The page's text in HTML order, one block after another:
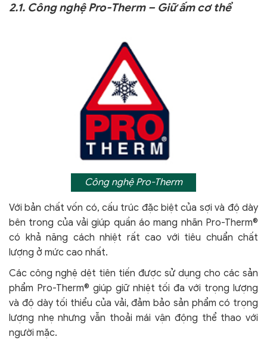
2.1. Công nghệ Pro-Therm – Giữ ấm cơ thể
Công nghệ Pro-Therm
Với bản chất vốn có, cấu trúc đặc biệt của sợi và độ dày
bên trong của vải giúp quần áo mang nhãn Pro-Therm®
có khả năng cách nhiệt rất cao với tiêu chuẩn chất
lượng ở mức cao nhất.
Các công nghệ dệt tiên tiến được sử dụng cho các sản
phẩm Pro-Therm® giúp giữ nhiệt tối đa với trọng lượng
và độ dày tối thiểu của vải, đảm bảo sản phẩm có trọng
lượng nhẹ nhưng vẫn thoải mái vận động thể thao với
người mặc.